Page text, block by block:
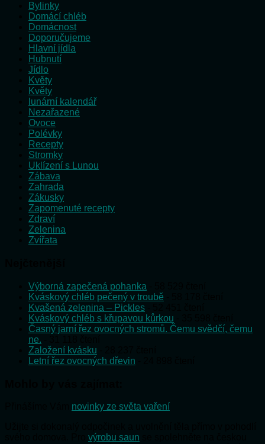
Bylinky
Domácí chléb
Domácnost
Doporučujeme
Hlavní jídla
Hubnutí
Jídlo
Květy
Květy
lunární kalendář
Nezařazené
Ovoce
Polévky
Recepty
Stromky
Uklízení s Lunou
Zábava
Zahrada
Zákusky
Zapomenuté recepty
Zdraví
Zelenina
Zvířata
Výborná zapečená pohanka
Kváskový chléb pečený v troubě
Kvašená zelenina – Pickles
Kváskový chléb s křupavou kůrkou
Časný jarní řez ovocných stromů. Čemu svědčí, čemu
ne.
Založení kvásku
Letní řez ovocných dřevin
novinky ze světa vaření
výrobu saun